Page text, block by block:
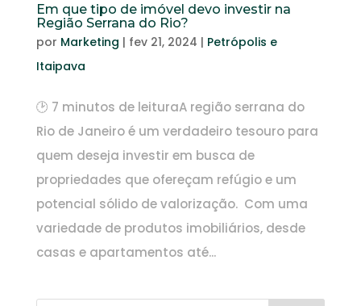
Em que tipo de imóvel devo investir na
Região Serrana do Rio?
por Marketing | fev 21, 2024 | Petrópolis e
Itaipava
🕑 7 minutos de leituraA região serrana do
Rio de Janeiro é um verdadeiro tesouro para
quem deseja investir em busca de
propriedades que ofereçam refúgio e um
potencial sólido de valorização. Com uma
variedade de produtos imobiliários, desde
casas e apartamentos até...